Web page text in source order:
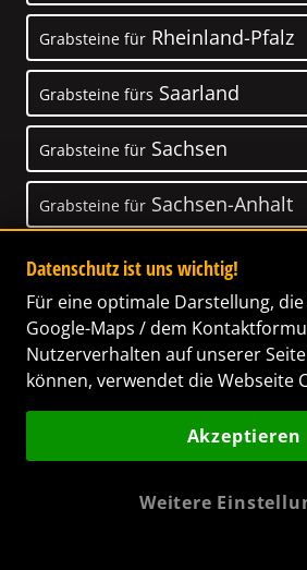
Grabsteine für Rheinland-Pfalz
Grabsteine fürs Saarland
Grabsteine für Sachsen
Grabsteine für Sachsen-Anhalt
Grabsteine für Schleswig-
Grabsteine fürThüringen
Unser Anspruch
Das Leben ist ein Geschenk!
Datenschutz ist uns wichtig!
Für eine optimale Darstellung,
Google-Maps / dem
Nutzerverhalten auf unserer
können, verwendet die Webseite
Akzeptieren
Weitere